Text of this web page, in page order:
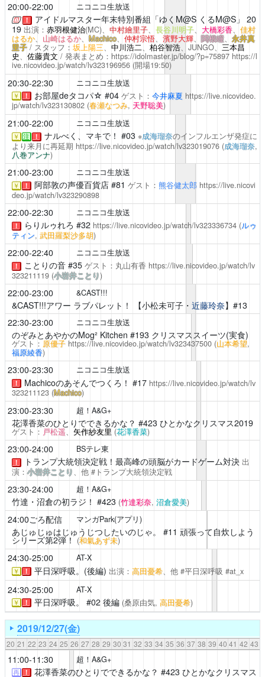
20:00-22:00 ニコニコ生放送
！ アイドルマスター年末特別番組「ゆくM@S くるM@S」 20
19 出演： 赤羽根健治(MC)、 中村繪里子、 長谷川明子、 大橋彩香、 佳村
はるか、 山崎はるか、 Machico、 仲村宗悟、 濱野大輝、関根瞳、 永井真
里子/ スタッフ： 坂上陽三、 中川浩二、 柏谷智浩、JUNGO、 三本昌
史、 佐藤貴文 / 発表まとめ： https://idolmaster.jp/blog/?p=75897 https://l
ive.nicovideo.jp/watch/lv323196956(開場19:50)
20:30-22:30 ニコニコ生放送
￥ ！ お部屋deタコパ☆ #04 ゲスト： 今井麻夏 https://live.nicovideo.
jp/watch/lv323130802 (春瀬なつみ, 天野聡美)
21:00-22:00 ニコニコ生放送
￥ 注 ！ ナルべく、マキで！ #03 ※成海瑠奈のインフルエンザ発症に
より来月に再延期 https://live.nicovideo.jp/watch/lv323019076 (成海瑠奈,
八巻アンナ)
21:00-23:00 ニコニコ生放送
￥ ！ 阿部敦の声優百貨店#81 ゲスト： 熊谷健太郎 https://live.nicovi
deo.jp/watch/lv323290898
22:00-22:30 ニコニコ生放送
！ らりルゥれろ #32 https://live.nicovideo.jp/watch/lv323336734 (ルゥ
ティン, 武田羅梨沙多胡)
22:00-22:40 ニコニコ生放送
！ ことりの音#35 ゲスト：丸山有香 https://live.nicovideo.jp/watch/lv
323211119 (小岩井ことり)
22:00-23:00 &CAST!!!
&CAST!!!アワー ラブパレット！ 【小松未可子・ 近藤玲奈】#13
22:30-23:00
ニコニコ生放送
のぞみとあやかのMog² Kitchen #193 クリスマススイーツ(実食)
ゲスト： 原優子 https://live.nicovideo.jp/watch/lv323437500 (山本希望,
福原綾香)
23:00-23:30 ニコニコ生放送
！ Machicoのあそんでつくろ！ #17 https://live.nicovideo.jp/watch/lv
323211123 (Machico)
23:00-23:30 超！A&G+
花澤香菜のひとりでできるかな？ #423 ひとかなクリスマス2019
ゲスト： 戸松遥、 矢作紗友里 (花澤香菜)
23:00-24:00 BSテレ東
！ トランプ大統領決定戦！最高峰の頭脳がカードゲーム対決 出
演：小岩井ことり、他 #トランプ大統領決定戦
23:30-24:00 超！A&G+
竹達・沼倉の初ラジ！ #423 (竹達彩奈, 沼倉愛美)
24:00ごろ配信 マンガPark(アプリ)
あじゅじゅはじゅうじつしたいのじゃ。 #11 頑張って自炊しよう
シリーズ第2弾！ (和氣あず未)
24:30-25:00 AT-X
￥ ！ 平日深呼吸。(後編) 出演： 高田憂希、他 #平日深呼吸 #at_x
24:30-25:00 AT-X
￥ ！ 平日深呼吸。 #02 後編 (桑原由気, 高田憂希)
2019/12/27(金)
20 21 22 23 24 25 26 27 28 29 30 31 32 33 34 35 36 37 38 39 40 41 42 43
11:00-11:30 超！A&G+
再 ！ 花澤香菜のひとりでできるかな？ #423 ひとかなクリスマス